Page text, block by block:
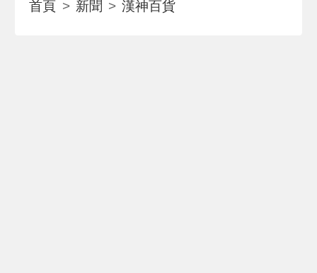
首頁 新聞 漢神百貨